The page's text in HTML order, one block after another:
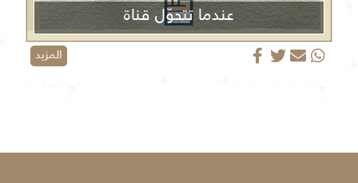
عندما تتحوّل قناة
الجزيرة من منبر إعلامي إلى منصة دعائية
المزيد